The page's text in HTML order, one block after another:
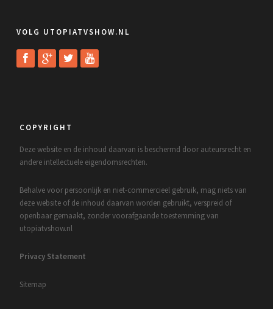
VOLG UTOPIATVSHOW.NL
COPYRIGHT
Deze website en de inhoud daarvan is beschermd door auteursrecht en
andere intellectuele eigendomsrechten.
Behalve voor persoonlijk en niet-commercieel gebruik, mag niets van
deze website of de inhoud daarvan worden gebruikt, verspreid of
openbaar gemaakt, zonder voorafgaande toestemming van
utopiatvshow.nl
Privacy Statement
Sitemap